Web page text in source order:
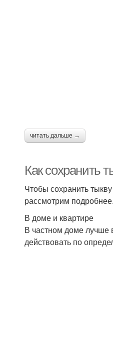
читать дальше →
Как сохранить
Чтобы сохранить
рассмотрим подробнее.
В доме и квартире
В частном доме лучше
действовать по